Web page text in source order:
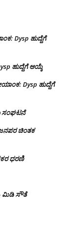
Dysp ಹುದ್ದೆಗೆ
ಹುದ್ದೆಗೆ ಆಯ್ಕೆ
Dysp ಹುದ್ದೆಗೆ
ಸಂಘಟನೆ
ಜನಪರ ಚಿಂತಕ
ಧರಣಿ
ಮಿಡಿ ಸೌತೆ